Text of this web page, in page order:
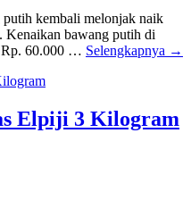
kembali melonjak naik
Kenaikan bawang putih di
Rp. 60.000 … Selengkapnya →
Elpiji 3 Kilogram